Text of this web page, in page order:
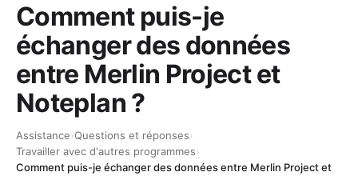
Comment puis-je
échanger des données
entre Merlin Project et
Noteplan ?
Assistance›Questions et réponses›
Travailler avec d'autres programmes›
Comment puis-je échanger des données entre Merlin Project et